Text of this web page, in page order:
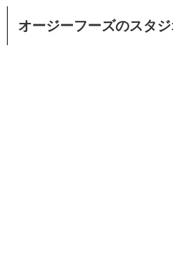
オージーフーズのスタ